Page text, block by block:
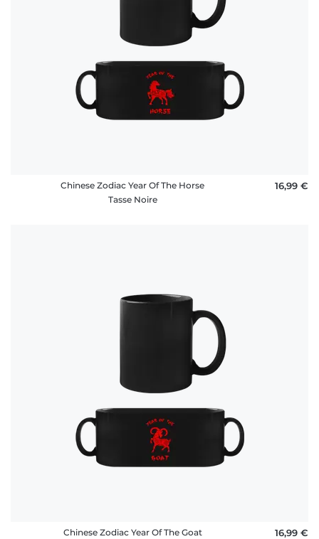
Chinese Zodiac Year Of The Horse
Tasse Noire
16,99 €
Chinese Zodiac Year Of The Goat
16,99 €